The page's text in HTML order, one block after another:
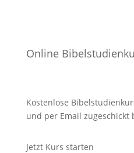
Online
Kostenlose
und per Email zugeschickt
Jetzt Kurs starten